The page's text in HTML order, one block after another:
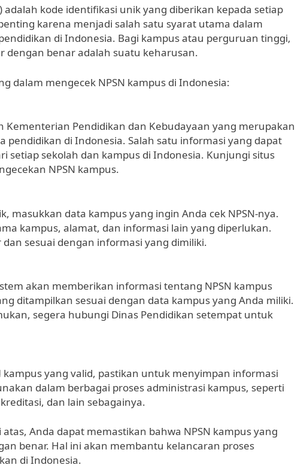
adalah kode identifikasi unik yang diberikan kepada setiap
karena menjadi salah satu syarat utama dalam
di Indonesia. Bagi kampus atau perguruan tinggi,
dengan benar adalah suatu keharusan.
dalam mengecek NPSN kampus di Indonesia:
Kementerian Pendidikan dan Kebudayaan yang merupakan
pendidikan di Indonesia. Salah satu informasi yang dapat
setiap sekolah dan kampus di Indonesia. Kunjungi situs
NPSN kampus.
masukkan data kampus yang ingin Anda cek NPSN-nya.
kampus, alamat, dan informasi lain yang diperlukan.
sesuai dengan informasi yang dimiliki.
akan memberikan informasi tentang NPSN kampus
ditampilkan sesuai dengan data kampus yang Anda miliki.
segera hubungi Dinas Pendidikan setempat untuk
yang valid, pastikan untuk menyimpan informasi
dalam berbagai proses administrasi kampus, seperti
dan lain sebagainya.
Anda dapat memastikan bahwa NPSN kampus yang
benar. Hal ini akan membantu kelancaran proses
di Indonesia.